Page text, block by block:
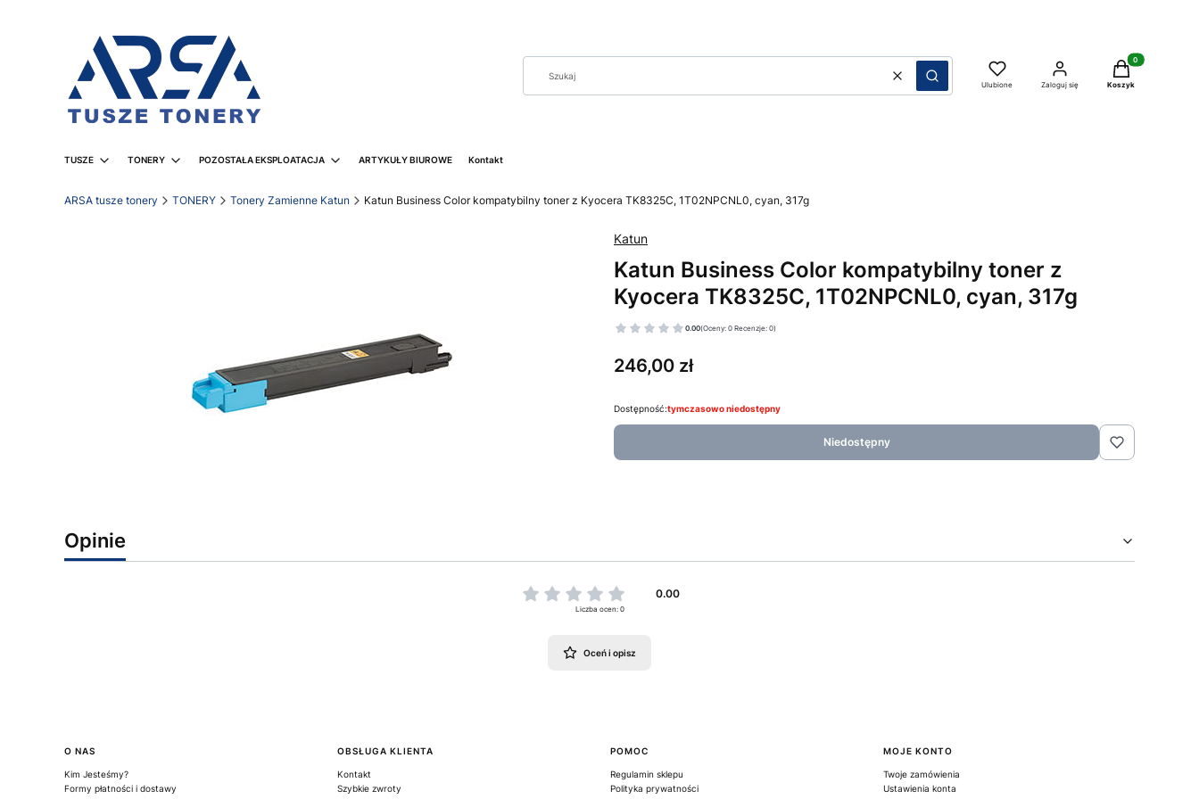
WyczyśćSzukaj Ulubione Zaloguj się
Produkty w
Koszyk
TUSZE TONERY POZOSTAŁA EKSPLOATACJA ARTYKUŁY BIUROWE Kontakt
ARSA tusze tonery TONERY Tonery Zamienne Katun Katun Business Color kompatybilny toner z Kyocera TK8325C, 1T02NPCNL0, cyan, 317g
Katun
Katun Business Color kompatybilny toner z
Kyocera TK8325C, 1T02NPCNL0, cyan, 317g
0.00(Oceny: 0 Recenzje: 0)
Cena
246,00 zł
Dostępność:tymczasowo niedostępny
Niedostępny
Opinie
0.00
Liczba ocen: 0
Oceń i opisz
Linki w stopce
O NAS
Kim Jesteśmy?
Formy płatności i dostawy
OBSŁUGA KLIENTA
Kontakt
Szybkie zwroty
POMOC
Regulamin sklepu
Polityka prywatności
MOJE KONTO
Twoje zamówienia
Ustawienia konta